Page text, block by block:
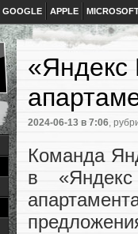
GOOGLE APPLE
«Яндекс
2024-06-13 в 7:06,
Команда
в